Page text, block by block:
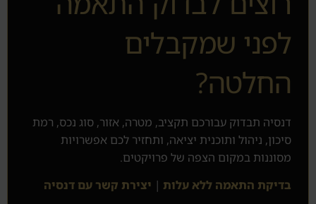
לפני שמקבלים
החלטה?
דנסיה תבדוק עבורכם תקציב, מטרה, אזור, סוג נכס, רמת
סיכון, ניהול ותוכנית יציאה, ותחזיר לכם אפשרויות
מסוננות במקום הצפה של פרויקטים.
בדיקת התאמה ללא עלות | יצירת קשר עם דנסיה